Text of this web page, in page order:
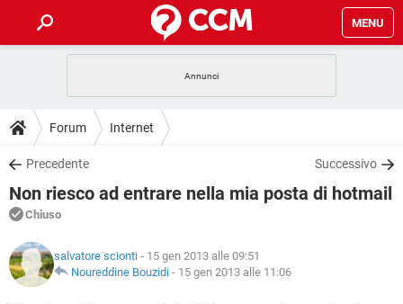
MENU
INTRATTENIMENTO
iOS
INSTAGRAM WHATSAPP
TIKTOK
HARDWARE
GUIDE
COVID-19
iOS
INSTAGRAM
TIKTOK FACEBOOK
DOWNLOAD
COVID-19 GAMING
INTRATTENIMENTO
iOS WINDOWS 10
INSTAGRAM
FORUM
COVID-19
INTRATTENIMENTO ANDROID
GLOSSARIO
COVID-19
Forum Internet
Precedente Successivo
Non riesco ad entrare nella mia posta di hotmail
Chiuso
salvatore scionti - 15 gen 2013 alle 09:51
Noureddine Bouzidi - 15 gen 2013 alle 11:06